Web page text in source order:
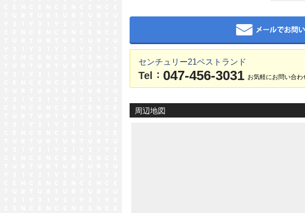
センチュリー21ベストランド
Tel ： 047-456-3031 お気軽にお問い合わ
周辺地図